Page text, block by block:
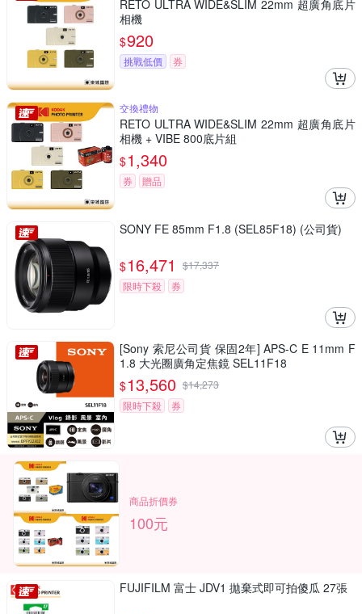
RETO ULTRA WIDE&SLIM 22mm 超廣角底片
相機
$920
挑戰低價 券
交換禮物
RETO ULTRA WIDE&SLIM 22mm 超廣角底片
相機 + VIBE 800底片組
$1,340
券 贈品
SONY FE 85mm F1.8 (SEL85F18) (公司貨)
$16,471 $17,337
限時下殺
券
[Sony 索尼公司貨 保固2年] APS-C E 11mm F
1.8 大光圈廣角定焦鏡 SEL11F18
$13,560 $14,273
限時下殺
券
商品折價券
100元
FUJIFILM 富士 JDV1 拋棄式即可拍傻瓜 27張